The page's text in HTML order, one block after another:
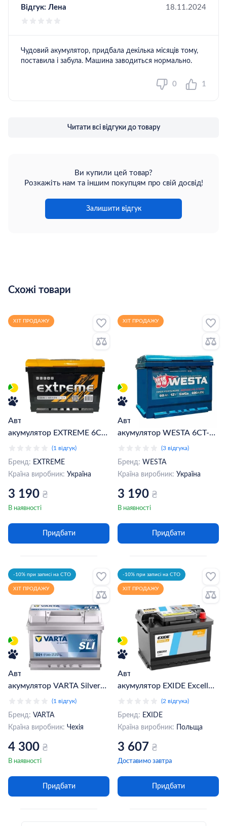
Відгук: Лена 18.11.2024
Чудовий акумулятор, придбала декілька місяців тому,
поставила і забула. Машина заводиться нормально.
0 1
Читати всі відгуки до товару
Ви купили цей товар?
Розкажіть нам та іншим покупцям про свій досвід!
Залишити відгук
Схожі товари
ХІТ ПРОДАЖУ
Автомобільний
акумулятор EXTREME 6CT-
60Аh АзЕ (EX600)
(1 відгук)
Бренд: EXTREME
Країна виробник: Україна
3 190 ₴
В наявності
Придбати
ХІТ ПРОДАЖУ
Автомобільний
акумулятор WESTA 6CT-
60Аh АзЕ (WPR600)
(3 відгука)
Бренд: WESTA
Країна виробник: Україна
3 190 ₴
В наявності
Придбати
-10% при записі на СТО
ХІТ ПРОДАЖУ
Автомобільний
акумулятор VARTA Silver
Dynamic D21 6CT-61Ah
АзЕ (561400060)
(1 відгук)
Бренд: VARTA
Країна виробник: Чехія
4 300 ₴
В наявності
Придбати
-10% при записі на СТО
ХІТ ПРОДАЖУ
Автомобільний
акумулятор EXIDE Excell
6СТ-60Ah АзЕ (EB602)
(2 відгука)
Бренд: EXIDE
Країна виробник:
Польща
3 607 ₴
Доставимо завтра
Придбати